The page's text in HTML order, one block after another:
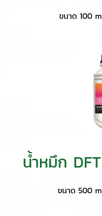
ขนาด 100
น้ำหมึก
ขนาด 500